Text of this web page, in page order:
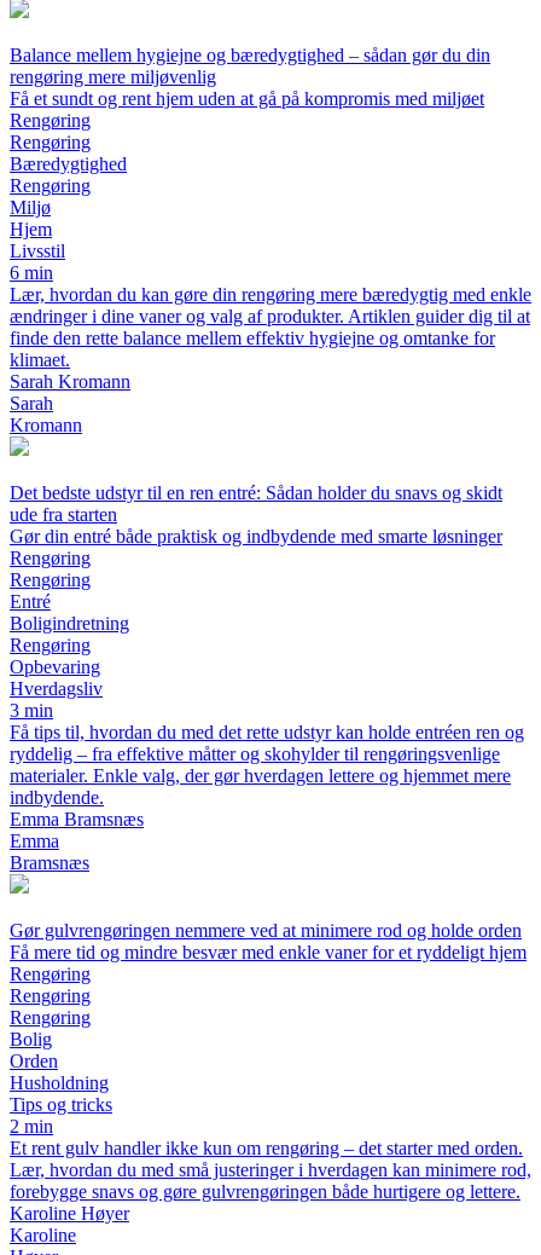
Balance mellem hygiejne og bæredygtighed – sådan gør du din
rengøring mere miljøvenlig
Få et sundt og rent hjem uden at gå på kompromis med miljøet
Rengøring
Rengøring
Bæredygtighed
Rengøring
Miljø
Hjem
Livsstil
6 min
Lær, hvordan du kan gøre din rengøring mere bæredygtig med enkle
ændringer i dine vaner og valg af produkter. Artiklen guider dig til at
finde den rette balance mellem effektiv hygiejne og omtanke for
klimaet.
Sarah Kromann
Sarah
Kromann
Det bedste udstyr til en ren entré: Sådan holder du snavs og skidt
ude fra starten
Gør din entré både praktisk og indbydende med smarte løsninger
Rengøring
Rengøring
Entré
Boligindretning
Rengøring
Opbevaring
Hverdagsliv
3 min
Få tips til, hvordan du med det rette udstyr kan holde entréen ren og
ryddelig – fra effektive måtter og skohylder til rengøringsvenlige
materialer. Enkle valg, der gør hverdagen lettere og hjemmet mere
indbydende.
Emma Bramsnæs
Emma
Bramsnæs
Gør gulvrengøringen nemmere ved at minimere rod og holde orden
Få mere tid og mindre besvær med enkle vaner for et ryddeligt hjem
Rengøring
Rengøring
Rengøring
Bolig
Orden
Husholdning
Tips og tricks
2 min
Et rent gulv handler ikke kun om rengøring – det starter med orden.
Lær, hvordan du med små justeringer i hverdagen kan minimere rod,
forebygge snavs og gøre gulvrengøringen både hurtigere og lettere.
Karoline Høyer
Karoline